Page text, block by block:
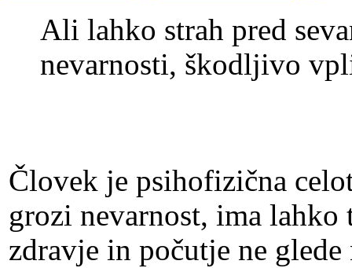
Ali lahko strah pred
nevarnosti, škodljivo
Človek je psihofizična
grozi nevarnost, ima
zdravje in počutje ne